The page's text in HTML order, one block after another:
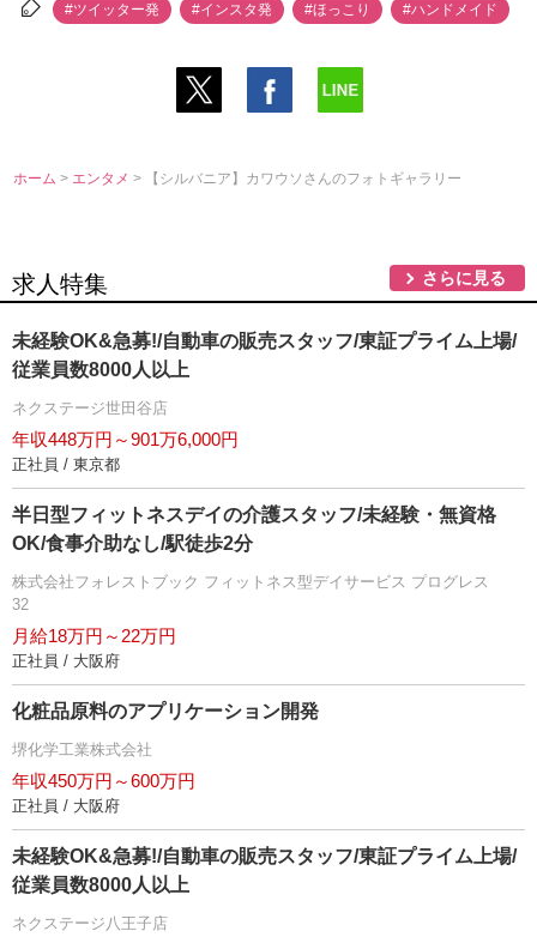
#ツイッター発 #インスタ発 #ほっこり #ハンドメイド
ホーム > エンタメ> 【シルバニア】カワウソさんのフォトギャラリー
求人特集 さらに見る
未経験OK&急募!/自動車の販売スタッフ/東証プライム上場/
従業員数8000人以上
ネクステージ世田谷店
年収448万円～901万6,000円
正社員 / 東京都
半日型フィットネスデイの介護スタッフ/未経験・無資格
OK/食事介助なし/駅徒歩2分
株式会社フォレストブック フィットネス型デイサービス プログレス
32
月給18万円～22万円
正社員 / 大阪府
化粧品原料のアプリケーション開発
堺化学工業株式会社
年収450万円～600万円
正社員 / 大阪府
未経験OK&急募!/自動車の販売スタッフ/東証プライム上場/
従業員数8000人以上
ネクステージ八王子店